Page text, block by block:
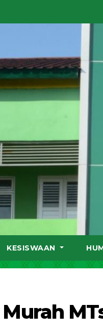
KESISWAAN